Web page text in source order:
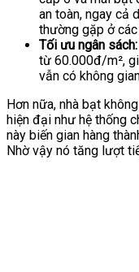
an toàn, ngay cả
thường gặp ở
Tối ưu ngân sách:
từ 60.000đ/m²,
vẫn có không
Hơn nữa, nhà bạt
hiện đại như hệ thống
này biến gian hàng
Nhờ vậy nó tăng lượt